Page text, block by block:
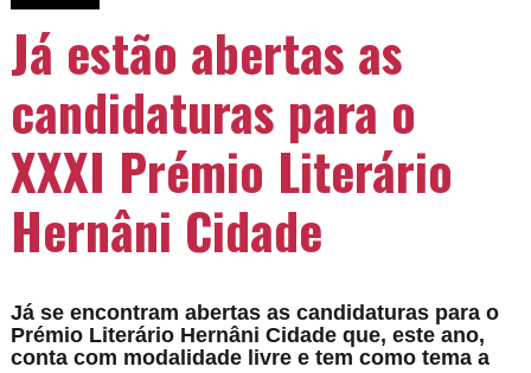
Já estão abertas as
candidaturas para o
XXXI Prémio Literário
Hernâni Cidade
Já se encontram abertas as candidaturas para o
Prémio Literário Hernâni Cidade que, este ano,
conta com modalidade livre e tem como tema a